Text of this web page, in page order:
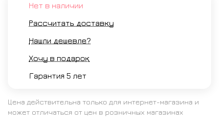
Нет в наличии
Рассчитать доставку
Нашли дешевле?
Хочу в подарок
Гарантия 5 лет
Цена действительна только для интернет-магазина и
может отличаться от цен в розничных магазинах